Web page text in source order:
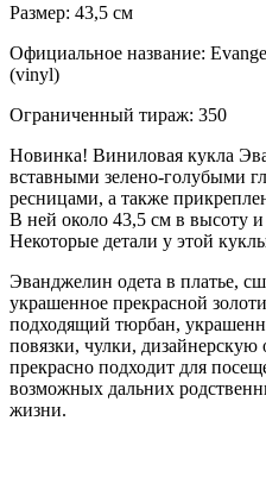
Размер: 43,5 см
Официальное название:
(vinyl)
Ограниченный тираж: 350
Новинка! Виниловая кукла
вставными зелено-голубыми
ресницами, а также
В ней около 43,5 см в высоту
Некоторые детали у этой
Эванджелин одета в платье,
украшенное прекрасной
подходящий тюрбан,
повязки, чулки,
прекрасно подходит для
возможных дальних
жизни.